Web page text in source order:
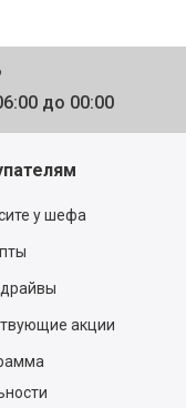
до 00:00
у шефа
акции